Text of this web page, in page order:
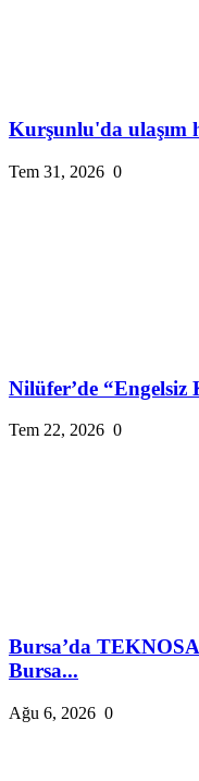
Kurşunlu'da ulaşım
Tem 31, 2026 0
Nilüfer’de
Tem 22, 2026 0
Bursa’da
Bursa...
Ağu 6, 2026 0